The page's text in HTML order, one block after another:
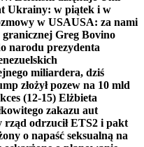
Ukrainy: w piątek i w
w USAUSA: za nami
Greg Bovino
narodu prezydenta
miliardera, dziś
złożył pozew na 10 mld
(12-15) Elżbieta
zakazu aut
rząd odrzucił ETS2 i pakt
o napaść seksualną na